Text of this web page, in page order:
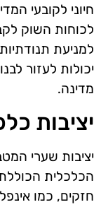
חיוני לקובעי
לכוחות השוק
למניעת
יכולות לעזור
מדינה.
יציבות
יציבות שערי
הכלכלית
חזקים, כמו